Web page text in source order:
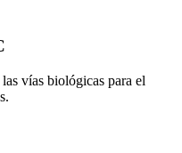
vías biológicas para el